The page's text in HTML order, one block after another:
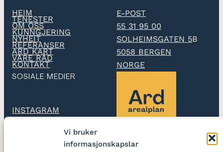
Vi bruker
informasjonskapslar
HEIM
TENESTER
OM OSS
KUNNGJERING
NYHEIT
REFERANSER
ARD KART
VÅRE RÅD
KONTAKT
E-POST
55 31 95 00
SOLHEIMSGATEN 5B
5058 BERGEN
NORGE
SOSIALE MEDIER
INSTAGRAM
Ard arealplan